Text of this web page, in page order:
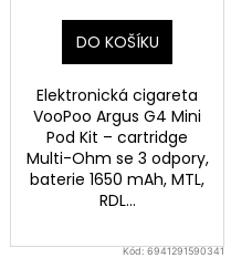
DO KOŠÍKU
Elektronická cigareta
VooPoo Argus G4 Mini
Pod Kit – cartridge
Multi-Ohm se 3 odpory,
baterie 1650 mAh, MTL,
RDL...
Kód:6941291590341